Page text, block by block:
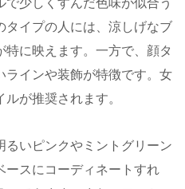
少しくすんだ色味が似合う
タイプの人には、涼しげなブ
に映えます。一方で、顔タ
ラインや装飾が特徴です。女
が推奨されます。
いピンクやミントグリーン
ースにコーディネートすれ